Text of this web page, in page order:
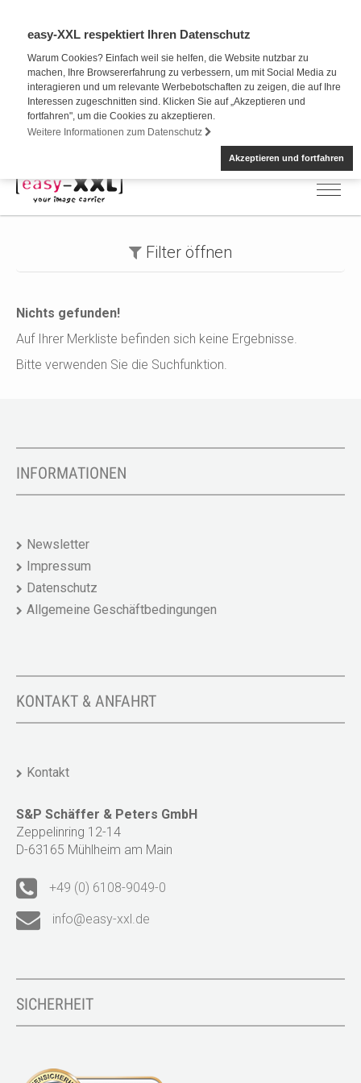
easy-XXL respektiert Ihren Datenschutz
Warum Cookies? Einfach weil sie helfen, die Website nutzbar zu
machen, Ihre Browsererfahrung zu verbessern, um mit Social Media zu
interagieren und um relevante Werbebotschaften zu zeigen, die auf Ihre
Interessen zugeschnitten sind. Klicken Sie auf „Akzeptieren und
fortfahren", um die Cookies zu akzeptieren.
Weitere Informationen zum Datenschutz
Akzeptieren und fortfahren
Filter öffnen
Nichts gefunden!
Auf Ihrer Merkliste befinden sich keine Ergebnisse.
Bitte verwenden Sie die Suchfunktion.
INFORMATIONEN
Newsletter
Impressum
Datenschutz
Allgemeine Geschäftbedingungen
KONTAKT & ANFAHRT
Kontakt
S&P Schäffer & Peters GmbH
Zeppelinring 12-14
D-63165 Mühlheim am Main
+49 (0) 6108-9049-0
info@easy-xxl.de
SICHERHEIT